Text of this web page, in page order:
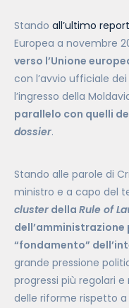
Stando all’ultimo report
Europea a novembre
verso l’Unione
con l’avvio ufficiale dei
l’ingresso della
parallelo con quelli
dossier.
Stando alle parole di
ministro e a capo del
cluster della Rule of
dell’amministrazione
“fondamento”
grande pressione
progressi più regolari
delle riforme rispetto a